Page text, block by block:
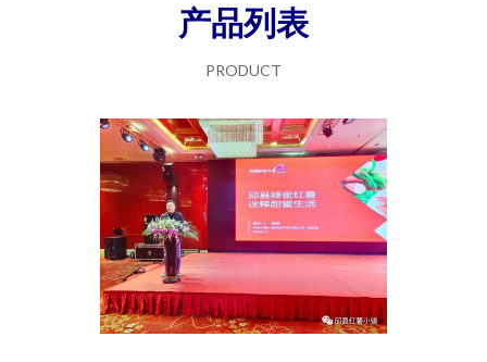
产品列表
PRODUCT